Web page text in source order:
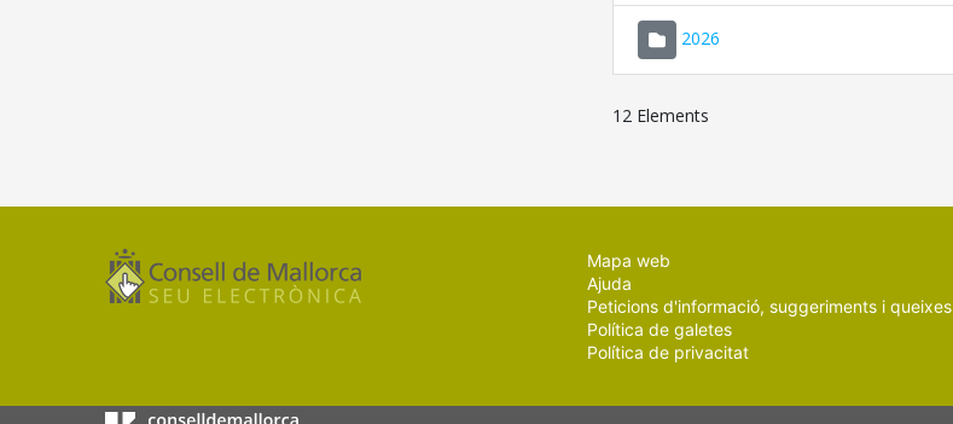
2026
12 Elements
Mapa web
Ajuda
Peticions d'informació, suggeriments i queixes
Política de galetes
Política de privacitat